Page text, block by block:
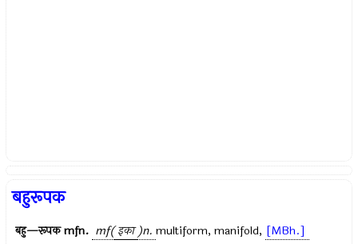
बहुरूपक
बहु—रूपकmfn. mf( इका )n. multiform, manifold, [MBh.]